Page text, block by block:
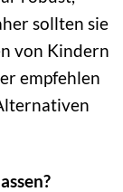
sollten sie
von Kindern
empfehlen